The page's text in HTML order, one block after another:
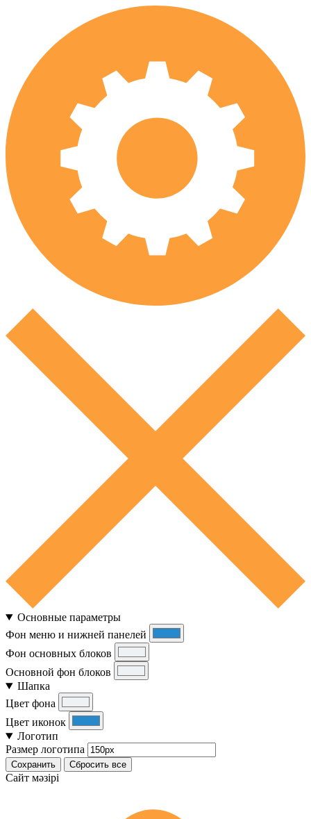
Основные параметры
Фон меню и нижней панелей
Фон основных блоков
Основной фон блоков
Шапка
Цвет фона
Цвет иконок
Логотип
Размер логотипа
Сохранить Сбросить все
Cайт мәзірі